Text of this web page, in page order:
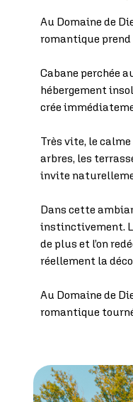
Au Domaine de
romantique prend
Cabane perchée
hébergement
crée
Très vite, le
arbres, les
invite
Dans cette
instinctivement.
de plus et l’on
réellement la
Au Domaine de
romantique